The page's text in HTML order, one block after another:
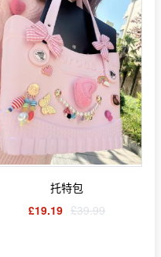
托特包
£19.19 £39.99